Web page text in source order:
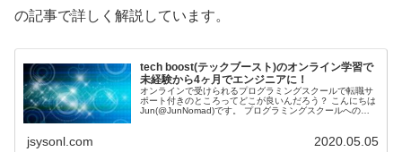
の記事で詳しく解説しています。
tech boost(テックブースト)のオンライン学習で
未経験から4ヶ月でエンジニアに！
オンラインで受けられるプログラミングスクールで転職サ
ポート付きのところってどこが良いんだろう？ こんにちは
Jun(@JunNomad)です。 プログラミングスクールへの申
jsysonl.com 2020.05.05